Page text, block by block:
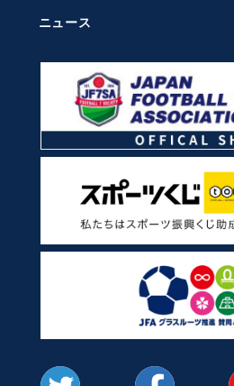
ニュース